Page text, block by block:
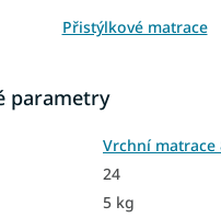
Přistýlkové matrace
Matrace na gauč
Matrace na válendu
Levné matrace 80x200
parametry
Vrchní matrace
24
5 kg